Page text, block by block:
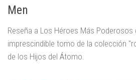
Men
Reseña a Los Héroes Más Poderosos
imprescindible tomo de la colección
de los Hijos del Átomo.